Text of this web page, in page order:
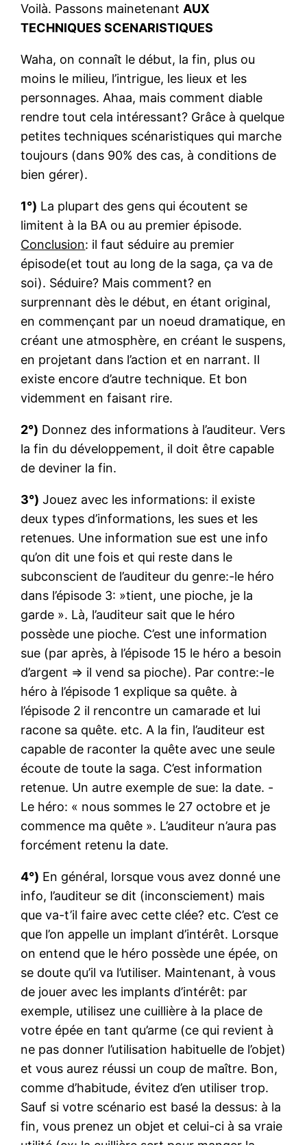
Voilà. Passons mainetenant AUX
TECHNIQUES SCENARISTIQUES
Waha, on connaît le début, la fin, plus ou
moins le milieu, l’intrigue, les lieux et les
personnages. Ahaa, mais comment diable
rendre tout cela intéressant? Grâce à quelque
petites techniques scénaristiques qui marche
toujours (dans 90% des cas, à conditions de
bien gérer).
1°) La plupart des gens qui écoutent se
limitent à la BA ou au premier épisode.
Conclusion: il faut séduire au premier
épisode(et tout au long de la saga, ça va de
soi). Séduire? Mais comment? en
surprennant dès le début, en étant original,
en commençant par un noeud dramatique, en
créant une atmosphère, en créant le suspens,
en projetant dans l’action et en narrant. Il
existe encore d’autre technique. Et bon
videmment en faisant rire.
2°) Donnez des informations à l’auditeur. Vers
la fin du développement, il doit être capable
de deviner la fin.
3°) Jouez avec les informations: il existe
deux types d’informations, les sues et les
retenues. Une information sue est une info
qu’on dit une fois et qui reste dans le
subconscient de l’auditeur du genre:-le héro
dans l’épisode 3: »tient, une pioche, je la
garde ». Là, l’auditeur sait que le héro
possède une pioche. C’est une information
sue (par après, à l’épisode 15 le héro a besoin
d’argent => il vend sa pioche). Par contre:-le
héro à l’épisode 1 explique sa quête. à
l’épisode 2 il rencontre un camarade et lui
racone sa quête. etc. A la fin, l’auditeur est
capable de raconter la quête avec une seule
écoute de toute la saga. C’est information
retenue. Un autre exemple de sue: la date. -
Le héro: « nous sommes le 27 octobre et je
commence ma quête ». L’auditeur n’aura pas
forcément retenu la date.
4°) En général, lorsque vous avez donné une
info, l’auditeur se dit (inconsciement) mais
que va-t’il faire avec cette clée? etc. C’est ce
que l’on appelle un implant d’intérêt. Lorsque
on entend que le héro possède une épée, on
se doute qu’il va l’utiliser. Maintenant, à vous
de jouer avec les implants d’intérêt: par
exemple, utilisez une cuillière à la place de
votre épée en tant qu’arme (ce qui revient à
ne pas donner l’utilisation habituelle de l’objet)
et vous aurez réussi un coup de maître. Bon,
comme d’habitude, évitez d’en utiliser trop.
Sauf si votre scénario est basé la dessus: à la
fin, vous prenez un objet et celui-ci à sa vraie